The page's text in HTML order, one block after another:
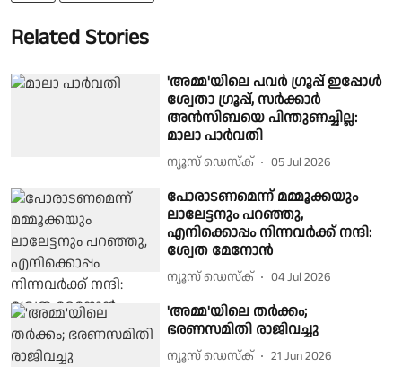
Related Stories
'അമ്മ'യിലെ പവർ ഗ്രൂപ്പ് ഇപ്പോൾ
ശ്വേതാ ഗ്രൂപ്പ്, സർക്കാർ
അൻസിബയെ പിന്തുണച്ചില്ല:
മാലാ പാർവതി
ന്യൂസ് ഡെസ്ക് 05 Jul 2026
പോരാടണമെന്ന് മമ്മൂക്കയും
ലാലേട്ടനും പറ‍ഞ്ഞു,
എനിക്കൊപ്പം നിന്നവർക്ക് നന്ദി:
ശ്വേത മേനോൻ
ന്യൂസ് ഡെസ്ക് 04 Jul 2026
'അമ്മ'യിലെ തർക്കം;
ഭരണസമിതി രാജിവച്ചു
ന്യൂസ് ഡെസ്ക് 21 Jun 2026